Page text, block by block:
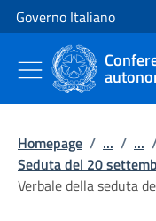
Vai al contenuto
Vai alla navigazione del sito
Governo Italiano
Homepage / ... / ...
Seduta del 20
Verbale della seduta